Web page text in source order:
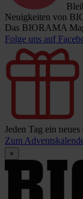
Neuigkeiten von
Das BIORAMA
Folge uns auf
Jeden Tag ein
Zum
×